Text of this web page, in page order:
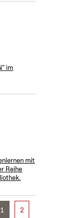
im
mit
Reihe
1 2